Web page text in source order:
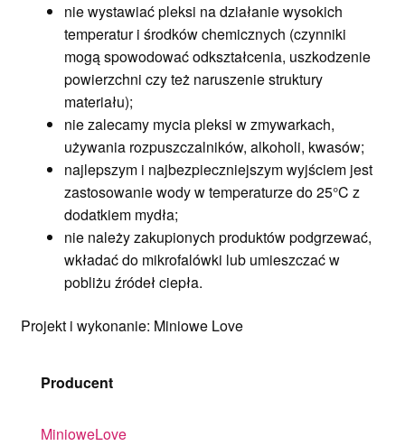
nie wystawiać pleksi na działanie wysokich
temperatur i środków chemicznych (czynniki
mogą spowodować odkształcenia, uszkodzenie
powierzchni czy też naruszenie struktury
materiału);
nie zalecamy mycia pleksi w zmywarkach,
używania rozpuszczalników, alkoholi, kwasów;
najlepszym i najbezpieczniejszym wyjściem jest
zastosowanie wody w temperaturze do 25°C z
dodatkiem mydła;
nie należy zakupionych produktów podgrzewać,
wkładać do mikrofalówki lub umieszczać w
pobliżu źródeł ciepła.
Projekt i wykonanie: Miniowe Love
Producent
MinioweLove